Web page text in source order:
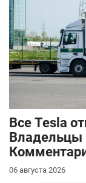
Все Tesla
Владельцы
06 августа 2026